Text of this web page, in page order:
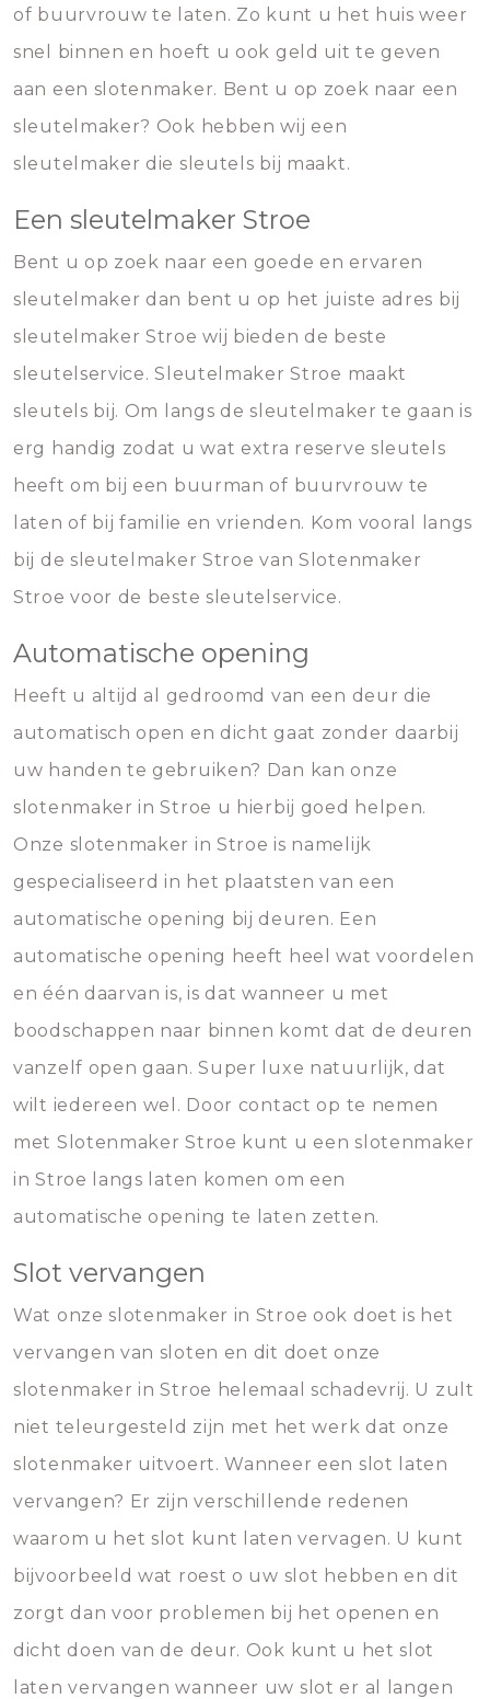
of buurvrouw te laten. Zo kunt u het huis weer
snel binnen en hoeft u ook geld uit te geven
aan een slotenmaker. Bent u op zoek naar een
sleutelmaker? Ook hebben wij een
sleutelmaker die sleutels bij maakt.
Een sleutelmaker Stroe
Bent u op zoek naar een goede en ervaren
sleutelmaker dan bent u op het juiste adres bij
sleutelmaker Stroe wij bieden de beste
sleutelservice. Sleutelmaker Stroe maakt
sleutels bij. Om langs de sleutelmaker te gaan is
erg handig zodat u wat extra reserve sleutels
heeft om bij een buurman of buurvrouw te
laten of bij familie en vrienden. Kom vooral langs
bij de sleutelmaker Stroe van Slotenmaker
Stroe voor de beste sleutelservice.
Automatische opening
Heeft u altijd al gedroomd van een deur die
automatisch open en dicht gaat zonder daarbij
uw handen te gebruiken? Dan kan onze
slotenmaker in Stroe u hierbij goed helpen.
Onze slotenmaker in Stroe is namelijk
gespecialiseerd in het plaatsten van een
automatische opening bij deuren. Een
automatische opening heeft heel wat voordelen
en één daarvan is, is dat wanneer u met
boodschappen naar binnen komt dat de deuren
vanzelf open gaan. Super luxe natuurlijk, dat
wilt iedereen wel. Door contact op te nemen
met Slotenmaker Stroe kunt u een slotenmaker
in Stroe langs laten komen om een
automatische opening te laten zetten.
Slot vervangen
Wat onze slotenmaker in Stroe ook doet is het
vervangen van sloten en dit doet onze
slotenmaker in Stroe helemaal schadevrij. U zult
niet teleurgesteld zijn met het werk dat onze
slotenmaker uitvoert. Wanneer een slot laten
vervangen? Er zijn verschillende redenen
waarom u het slot kunt laten vervagen. U kunt
bijvoorbeeld wat roest o uw slot hebben en dit
zorgt dan voor problemen bij het openen en
dicht doen van de deur. Ook kunt u het slot
laten vervangen wanneer uw slot er al langen